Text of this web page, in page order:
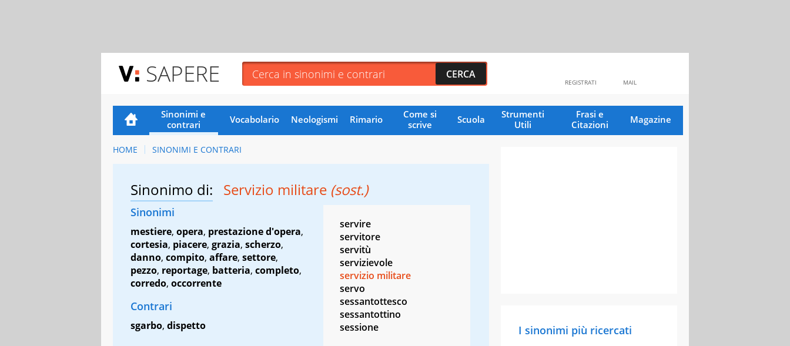
SAPERE MAIL
REGISTRATI
Sinonimi e
contrari
Vocabolario Neologismi Rimario
Come si
scrive
Scuola
Strumenti
Utili
Frasi e
Citazioni
Magazine
HOME SINONIMI E CONTRARI
Sinonimo di: Servizio militare (sost.)
Sinonimi
mestiere, opera, prestazione d'opera,
cortesia, piacere, grazia, scherzo,
danno, compito, affare, settore,
pezzo, reportage, batteria, completo,
corredo, occorrente
Contrari
sgarbo, dispetto
servire
servitore
servitù
servizievole
servizio militare
servo
sessantottesco
sessantottino
sessione
I sinonimi più ricercati